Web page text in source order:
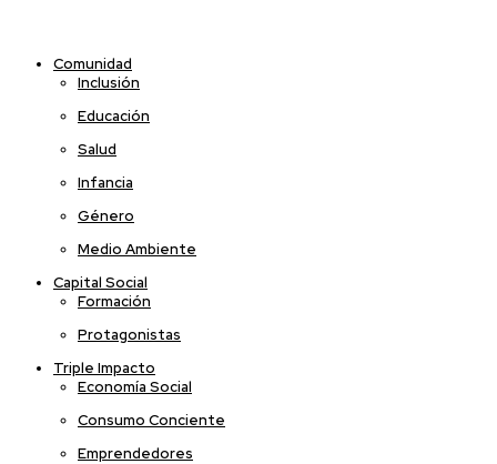
Comunidad
Inclusión
Educación
Salud
Infancia
Género
Medio Ambiente
Capital Social
Formación
Protagonistas
Triple Impacto
Economía Social
Consumo Conciente
Emprendedores